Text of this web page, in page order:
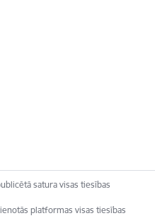
satura visas tiesības
platformas visas tiesības